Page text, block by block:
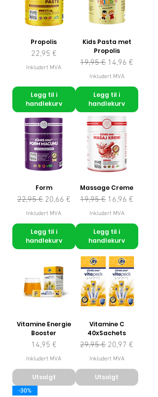
Propolis
Pris
22,95 €
Inkludert MVA
Legg til i
handlekurv
Kids Pasta met
Propolis
Vanlig pris
19,95 € Salgspris
14,96 €
Inkludert MVA
Legg til i
handlekurv
Form
Vanlig pris
22,95 € Salgspris
20,66 €
Inkludert MVA
Legg til i
handlekurv
Massage Creme
Vanlig pris
19,95 € Salgspris
16,96 €
Inkludert MVA
Legg til i
handlekurv
Vitamine Energie
Booster
Pris
14,95 €
Inkludert MVA
Utsolgt
Vitamine C
40xSachets
Vanlig pris
29,95 € Salgspris
20,97 €
Inkludert MVA
Utsolgt
-30%